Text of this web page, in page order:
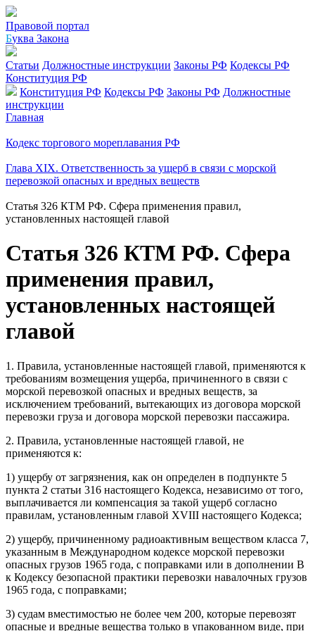
Правовой портал
Буква Закона
Статьи Должностные инструкции Законы РФ Кодексы РФ
Конституция РФ
Конституция РФ Кодексы РФ Законы РФ Должностные
инструкции
Главная
Кодекс торгового мореплавания РФ
Глава XIX. Ответственность за ущерб в связи с морской
перевозкой опасных и вредных веществ
Статья 326 КТМ РФ. Сфера применения правил,
установленных настоящей главой
Статья 326 КТМ РФ. Сфера
применения правил,
установленных настоящей
главой
1. Правила, установленные настоящей главой, применяются к
требованиям возмещения ущерба, причиненного в связи с
морской перевозкой опасных и вредных веществ, за
исключением требований, вытекающих из договора морской
перевозки груза и договора морской перевозки пассажира.
2. Правила, установленные настоящей главой, не
применяются к:
1) ущербу от загрязнения, как он определен в подпункте 5
пункта 2 статьи 316 настоящего Кодекса, независимо от того,
выплачивается ли компенсация за такой ущерб согласно
правилам, установленным главой XVIII настоящего Кодекса;
2) ущербу, причиненному радиоактивным веществом класса 7,
указанным в Международном кодексе морской перевозки
опасных грузов 1965 года, с поправками или в дополнении В
к Кодексу безопасной практики перевозки навалочных грузов
1965 года, с поправками;
3) судам вместимостью не более чем 200, которые перевозят
опасные и вредные вещества только в упакованном виде, при